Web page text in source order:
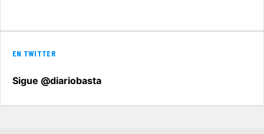
EN TWITTER
Sigue @diariobasta